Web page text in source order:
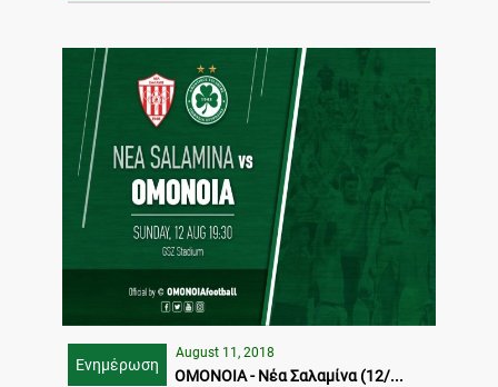
Ενημέρωση
August 11, 2018
ΟΜΟΝΟΙΑ - Νέα Σαλαμίνα (12/...